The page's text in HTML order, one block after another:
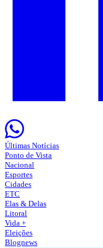
Últimas Notícias
Ponto de Vista
Nacional
Esportes
Cidades
ETC
Elas & Delas
Litoral
Vida +
Eleições
Blognews